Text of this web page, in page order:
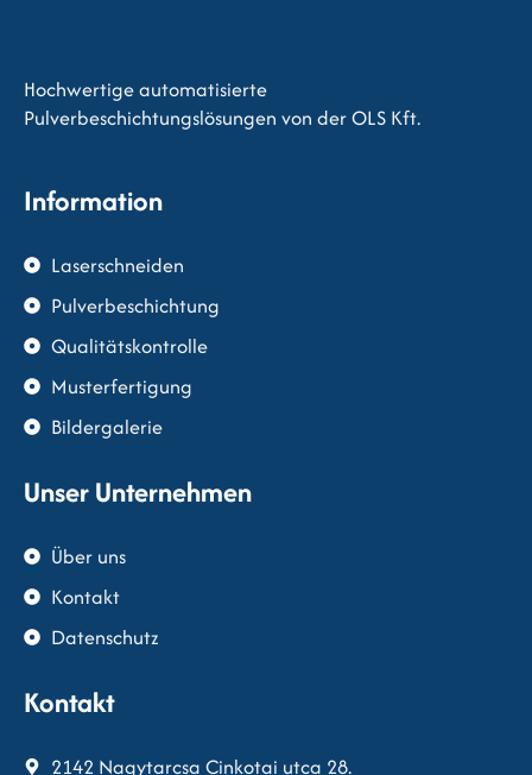
Hochwertige automatisierte
Pulverbeschichtungslösungen von der OLS Kft.
Information
Laserschneiden
Pulverbeschichtung
Qualitätskontrolle
Musterfertigung
Bildergalerie
Unser Unternehmen
Über uns
Kontakt
Datenschutz
Kontakt
2142 Nagytarcsa Cinkotai utca 28.